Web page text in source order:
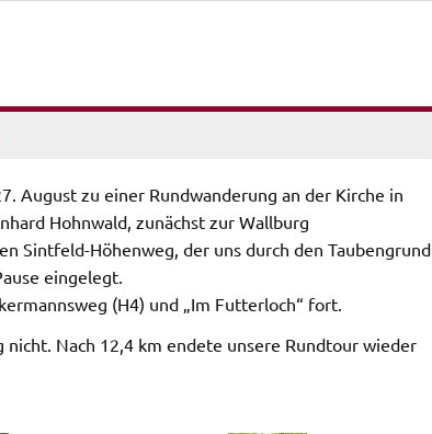
August zu einer Rundwanderung an der Kirche in
Hohnwald, zunächst zur Wallburg
Sintfeld-Höhenweg, der uns durch den Taubengrund
eingelegt.
(H4) und „Im Futterloch“ fort.
Nach 12,4 km endete unsere Rundtour wieder